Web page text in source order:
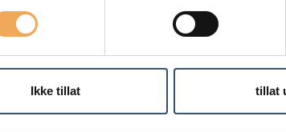
Ikke tillat tillat
det mulig å koble saker til